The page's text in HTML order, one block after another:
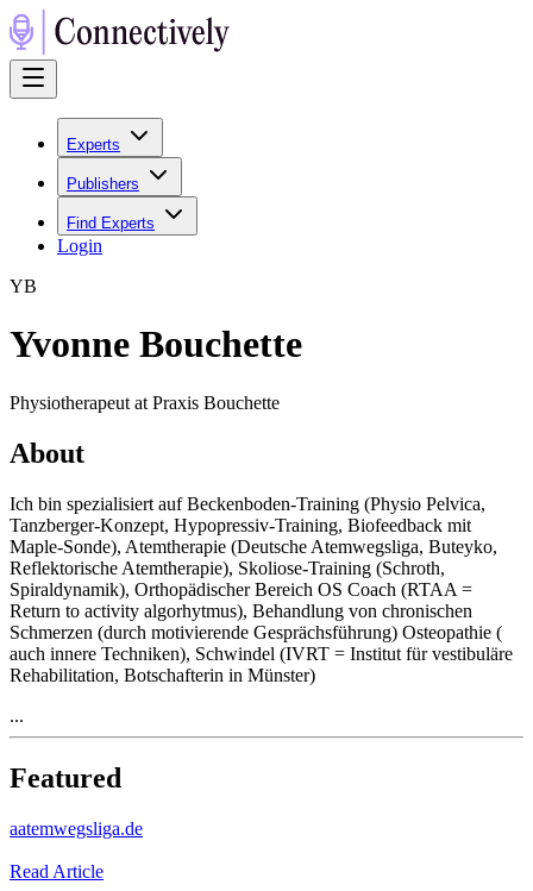
Experts
Publishers
Find Experts
Login
YB
Yvonne Bouchette
Physiotherapeut at Praxis Bouchette
About
Ich bin spezialisiert auf Beckenboden-Training (Physio Pelvica,
Tanzberger-Konzept, Hypopressiv-Training, Biofeedback mit
Maple-Sonde), Atemtherapie (Deutsche Atemwegsliga, Buteyko,
Reflektorische Atemtherapie), Skoliose-Training (Schroth,
Spiraldynamik), Orthopädischer Bereich OS Coach (RTAA =
Return to activity algorhytmus), Behandlung von chronischen
Schmerzen (durch motivierende Gesprächsführung) Osteopathie (
auch innere Techniken), Schwindel (IVRT = Institut für vestibuläre
Rehabilitation, Botschafterin in Münster)
...
Featured
aatemwegsliga.de
Read Article